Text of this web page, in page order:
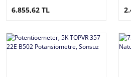
6.855,62 TL